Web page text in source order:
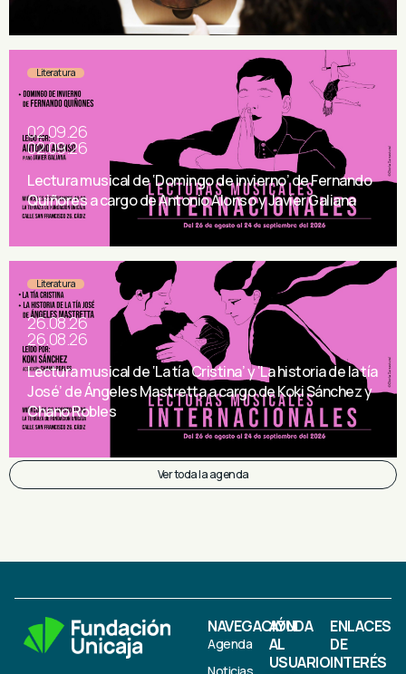
Literatura
02.09.26
02.09.26
Lectura musical de ‘Domingo de invierno’ de Fernando
Quiñores a cargo de Antonio Alonso y Javier Galiana
Literatura
26.08.26
26.08.26
Lectura musical de ‘La tía Cristina’ y ‘La historia de la tía
José’ de Ángeles Mastretta a cargo de Koki Sánchez y
Chano Robles
Ver toda la agenda
NAVEGACIÓN
Agenda
AYUDA
AL
USUARIO
ENLACES
DE
INTERÉS